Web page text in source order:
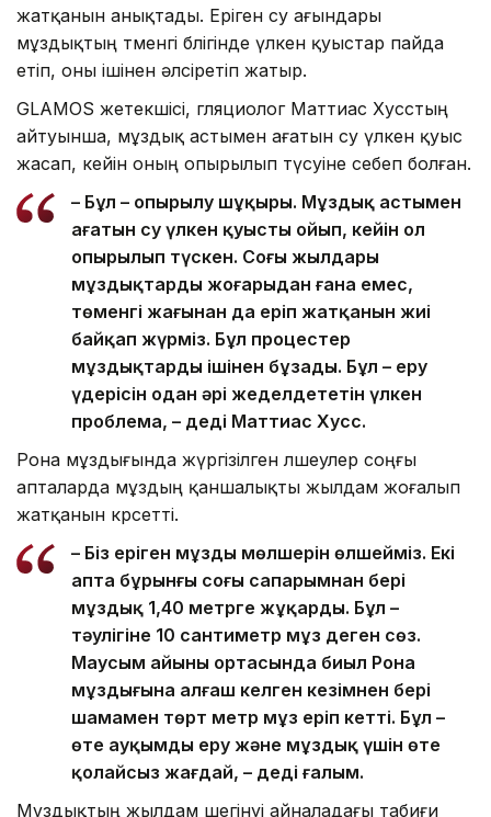
жатқанын анықтады. Еріген су ағындары
мұздықтың төменгі бөлігінде үлкен қуыстар пайда
етіп, оны ішінен әлсіретіп жатыр.
GLAMOS жетекшісі, гляциолог Маттиас Хусстың
айтуынша, мұздық астымен ағатын су үлкен қуыс
жасап, кейін оның опырылып түсуіне себеп болған.
– Бұл – опырылу шұңқыры. Мұздық астымен
ағатын су үлкен қуысты ойып, кейін ол
опырылып түскен. Соңғы жылдары
мұздықтардың жоғарыдан ғана емес,
төменгі жағынан да еріп жатқанын жиі
байқап жүрміз. Бұл процестер
мұздықтарды ішінен бұзады. Бұл – еру
үдерісін одан әрі жеделдететін үлкен
проблема, – деді Маттиас Хусс.
Рона мұздығында жүргізілген өлшеулер соңғы
апталарда мұздың қаншалықты жылдам жоғалып
жатқанын көрсетті.
– Біз еріген мұздың мөлшерін өлшейміз. Екі
апта бұрынғы соңғы сапарымнан бері
мұздық 1,40 метрге жұқарды. Бұл –
тәулігіне 10 сантиметр мұз деген сөз.
Маусым айының ортасында биыл Рона
мұздығына алғаш келген кезімнен бері
шамамен төрт метр мұз еріп кетті. Бұл –
өте ауқымды еру және мұздық үшін өте
қолайсыз жағдай, – деді ғалым.
Мұздықтың жылдам шегінуі айналадағы табиғи